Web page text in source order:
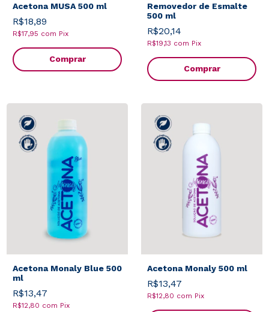
Acetona MUSA 500 ml
R$18,89
R$17,95 com Pix
Comprar
Removedor de Esmalte
500 ml
R$20,14
R$19,13 com Pix
Comprar
Acetona Monaly Blue 500
ml
R$13,47
R$12,80 com Pix
Acetona Monaly 500 ml
R$13,47
R$12,80 com Pix